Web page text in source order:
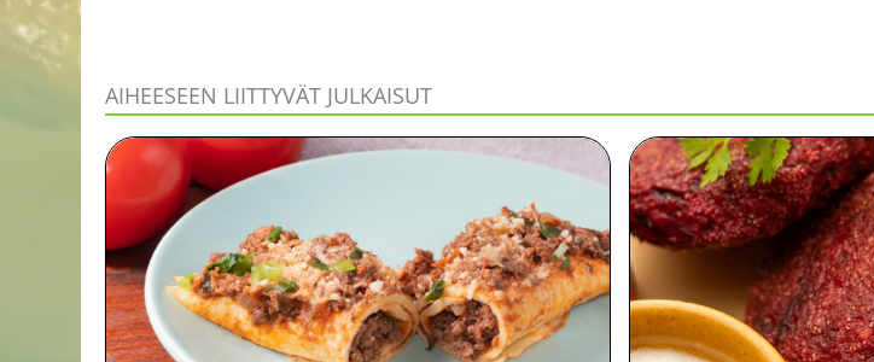
AIHEESEEN LIITTYVÄT JULKAISUT